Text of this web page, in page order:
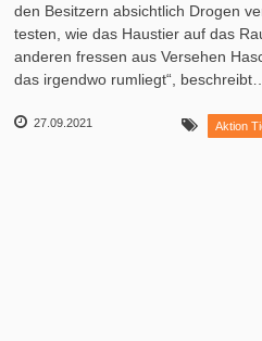
den Besitzern absichtlich Drogen
testen, wie das Haustier auf das
anderen fressen aus Versehen
das irgendwo rumliegt“,
27.09.2021 Aktion